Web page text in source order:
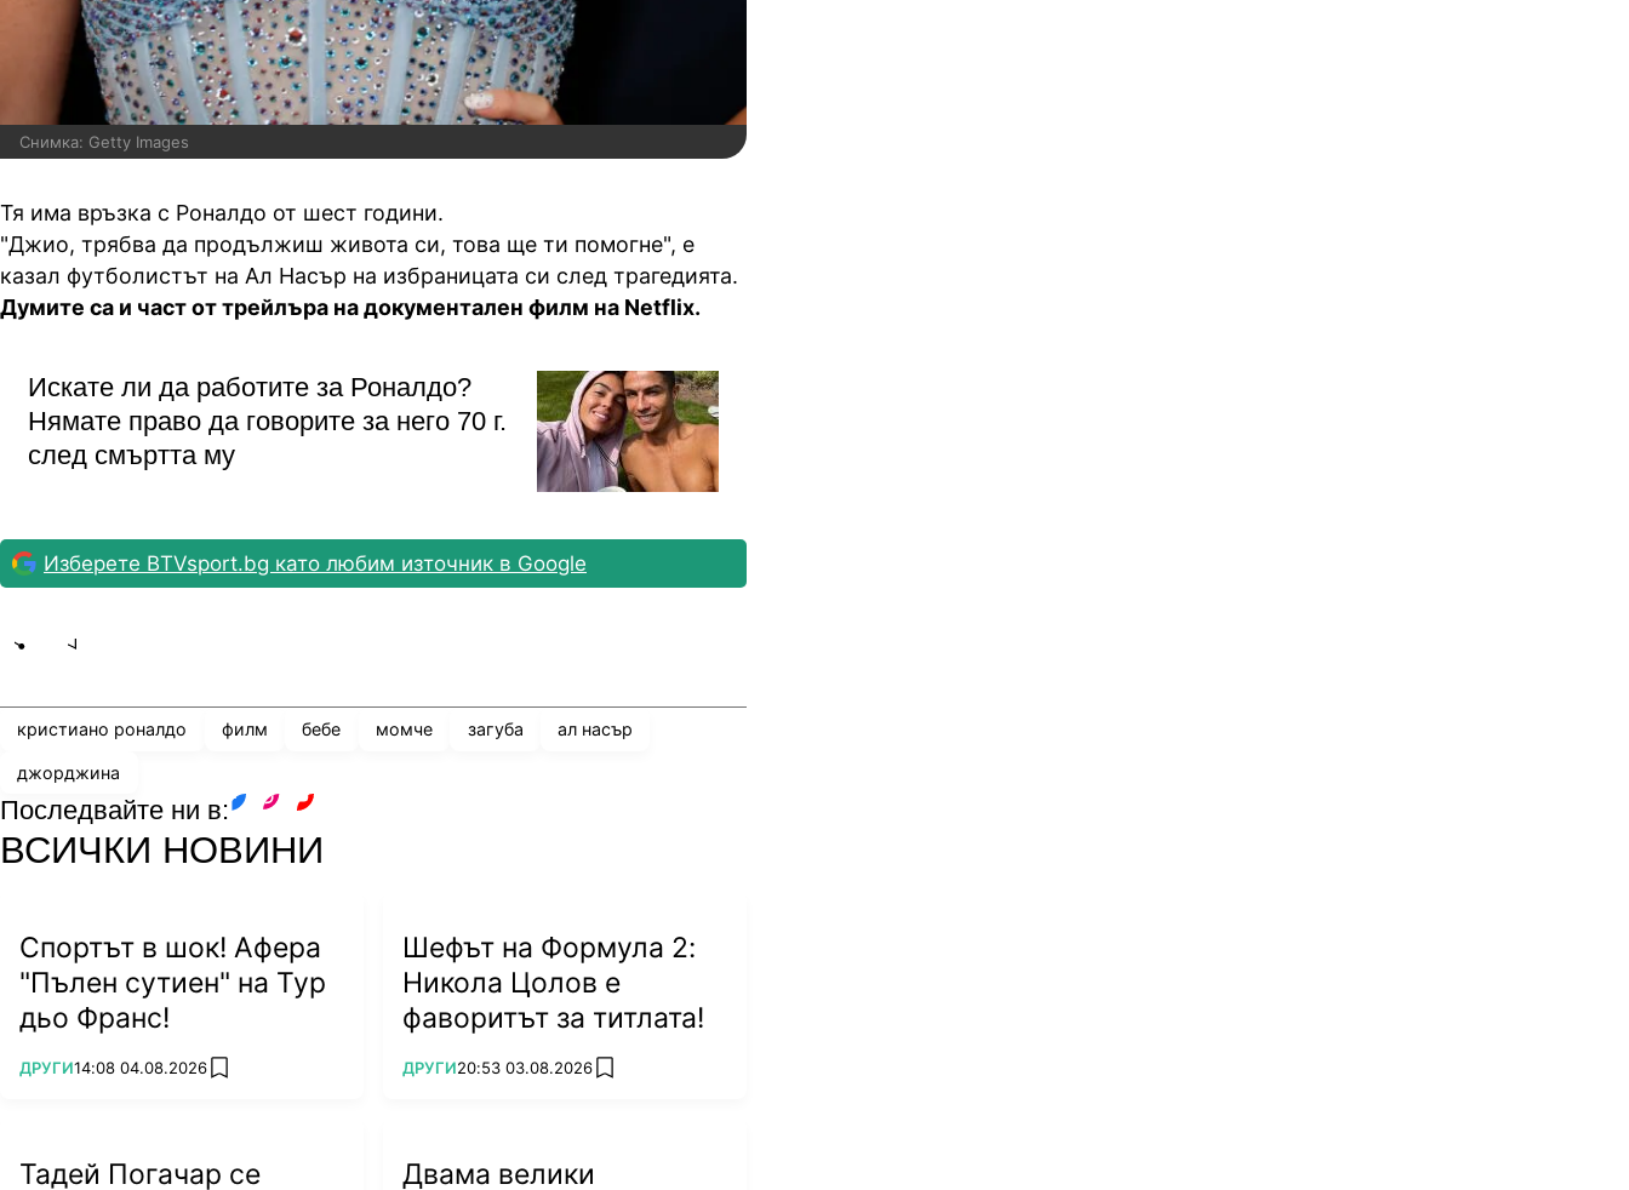
Снимка: Getty Images
Тя има връзка с Роналдо от шест години.
"Джио, трябва да продължиш живота си, това ще ти помогне", е
казал футболистът на Ал Насър на избраницата си след трагедията.
Думите са и част от трейлъра на документален филм на Netflix.
Искате ли да работите за Роналдо?
Нямате право да говорите за него 70 г.
след смъртта му
Изберете BTVsport.bg като любим източник в Google
кристиано роналдо филм бебе момче загуба ал насър
джорджина
Последвайте ни в:
ВСИЧКИ НОВИНИ
Спортът в шок! Афера
"Пълен сутиен" на Тур
дьо Франс!
ПОВЕЧЕ ОТ
ДРУГИ14:08 04.08.2026 add favorites
Шефът на Формула 2:
Никола Цолов е
фаворитът за титлата!
ПОВЕЧЕ ОТ
ДРУГИ20:53 03.08.2026 add favorites
Тадей Погачар се Двама велики